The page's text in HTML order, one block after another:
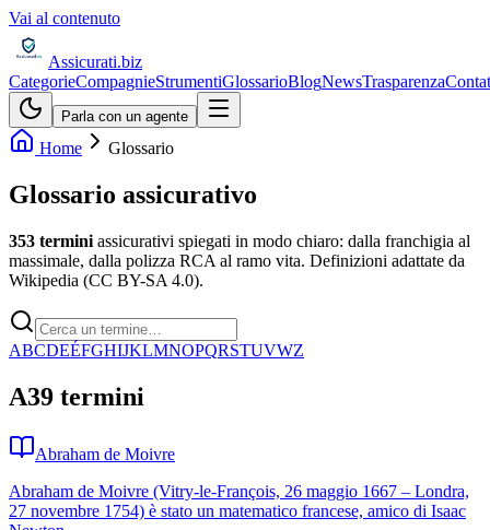
Vai al contenuto
Assicurati.biz
CategorieCompagnieStrumentiGlossarioBlogNewsTrasparenza
Parla con un agente
Home Glossario
Glossario assicurativo
353 termini assicurativi spiegati in modo chiaro: dalla franchigia al
massimale, dalla polizza RCA al ramo vita. Definizioni adattate da
Wikipedia (CC BY-SA 4.0).
ABCDEÉFGHIJKLMNOPQRSTUVWZ
A39 termini
Abraham de Moivre
Abraham de Moivre (Vitry-le-François, 26 maggio 1667 – Londra,
27 novembre 1754) è stato un matematico francese, amico di Isaac